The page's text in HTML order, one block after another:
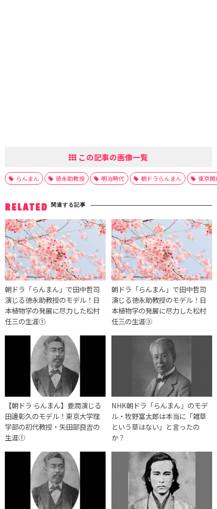
この記事の画像一覧
らんまん 徳永助教授 明治時代 朝ドラらんまん 東京
RELATED 関連する記事
朝ドラ「らんまん」で田中哲司
演じる徳永助教授のモデル！日
本植物学の発展に尽力した松村
任三の生涯①
朝ドラ「らんまん」で田中哲司
演じる徳永助教授のモデル！日
本植物学の発展に尽力した松村
任三の生涯③
【朝ドラ らんまん】要潤演じる
田邊彰久のモデル！東京大学理
学部の初代教授・矢田部良吉の
生涯①
NHK朝ドラ「らんまん」のモデ
ル・牧野富太郎は本当に「雑草
という草はない」と言ったの
か？